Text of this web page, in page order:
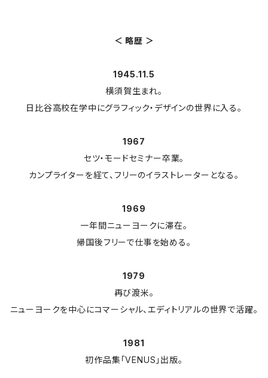
＜ 略歴 ＞
1945.11.5
横須賀生まれ。
日比谷高校在学中にグラフィック・デザインの世界に入る。
1967
セツ・モードセミナー卒業。
カンプライターを経て、フリーのイラストレーターとなる。
1969
一年間ニューヨークに滞在。
帰国後フリーで仕事を始める。
1979
再び渡米。
ニューヨークを中心にコマーシャル、エディトリアルの世界で活躍。
1981
初作品集「VENUS」出版。